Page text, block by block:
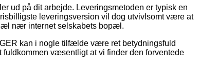
ud på dit arbejde. Leveringsmetoden er typisk en
leveringsversion vil dog utvivlsomt være at
nær internet selskabets bopæl.
kan i nogle tilfælde være ret betydningsfuld
fuldkommen væsentligt at vi finder den forventede